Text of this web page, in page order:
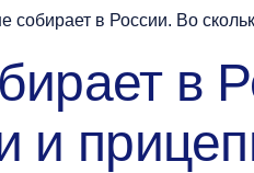
собирает в России. Во
в
и